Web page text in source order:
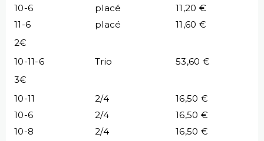
10-6 placé
11,20 €
11-6
placé
11,60 €
2€
10-11-6
Trio
53,60 €
3€
10-11
2/4
16,50 €
10-6
2/4
16,50 €
10-8
2/4
16,50 €